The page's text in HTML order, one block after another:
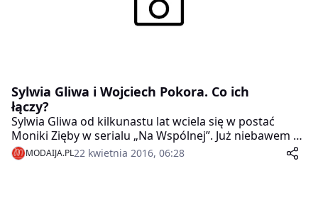
Sylwia Gliwa i Wojciech Pokora. Co ich
łączy?
Sylwia Gliwa od kilkunastu lat wciela się w postać
Moniki Zięby w serialu „Na Wspólnej”. Już niebawem w
życiu serialowej bohaterki ogromne zmiany.
MODAIJA.PL22 kwietnia 2016, 06:28